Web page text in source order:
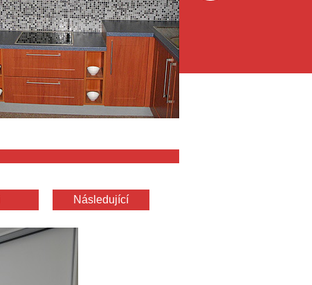
Následující